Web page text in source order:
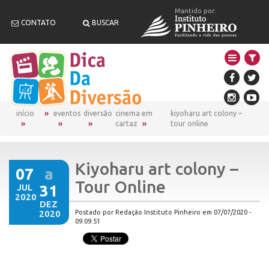
CONTATO BUSCAR
Mantido por:
início eventos diversão cinema em
cartaz
kiyoharu art colony –
tour online
07
JUL
2020
a
31
DEZ
2020
Kiyoharu art colony –
Tour Online
Postado por Redação Instituto Pinheiro em 07/07/2020 -
09:09:51